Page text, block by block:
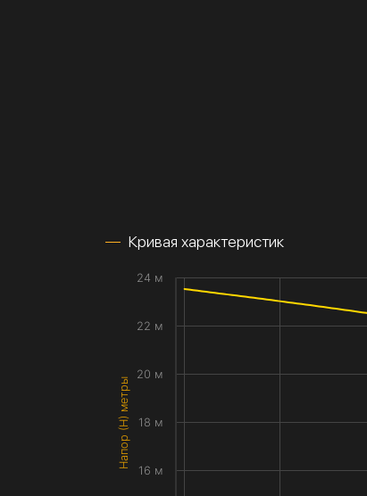
Кривая характеристик
Напор (H) метры
16 м
18 м
20 м
22 м
24 м